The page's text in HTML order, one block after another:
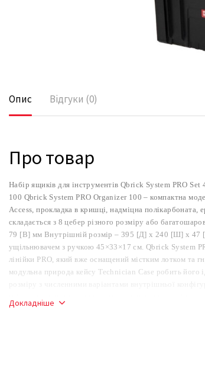
Опис Відгуки (0)
Про товар
Набір ящиків для інструментів Qbrick System PRO
100 Qbrick System PRO Organizer 100 – компактна
Access, прокладка в кришці, надміцна полікарбоната,
складається з 8 цебер різного розміру або
79 [В] мм Внутрішній розмір – 395 [Д] x 240 [Ш] x 47
ущільнювачем з ручкою 45×33×17 см. Qbrick System
лінійки PRO, який вже оснащений містким лотком та
модульна природа кейсу Technician Case робить його
розміру з численними варіантами внутрішньої
краще керувати простором під кришкою, полегшує
Докладніше